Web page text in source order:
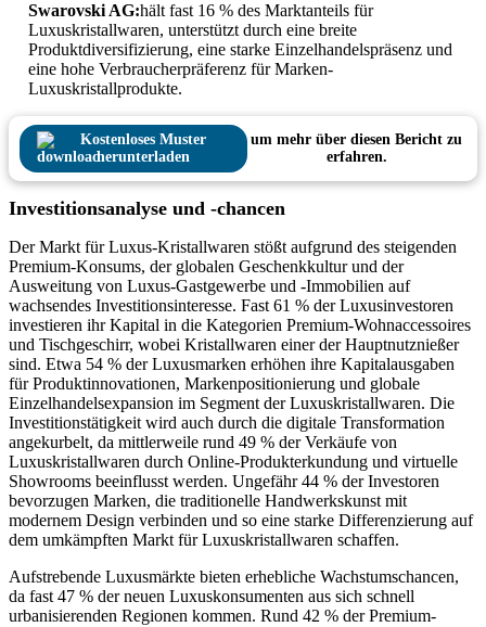
Swarovski AG:hält fast 16 % des Marktanteils für
Luxuskristallwaren, unterstützt durch eine breite
Produktdiversifizierung, eine starke Einzelhandelspräsenz und
eine hohe Verbraucherpräferenz für Marken-
Luxuskristallprodukte.
Kostenloses Muster
herunterladen
um mehr über diesen Bericht zu
erfahren.
Investitionsanalyse und -chancen
Der Markt für Luxus-Kristallwaren stößt aufgrund des steigenden
Premium-Konsums, der globalen Geschenkkultur und der
Ausweitung von Luxus-Gastgewerbe und -Immobilien auf
wachsendes Investitionsinteresse. Fast 61 % der Luxusinvestoren
investieren ihr Kapital in die Kategorien Premium-Wohnaccessoires
und Tischgeschirr, wobei Kristallwaren einer der Hauptnutznießer
sind. Etwa 54 % der Luxusmarken erhöhen ihre Kapitalausgaben
für Produktinnovationen, Markenpositionierung und globale
Einzelhandelsexpansion im Segment der Luxuskristallwaren. Die
Investitionstätigkeit wird auch durch die digitale Transformation
angekurbelt, da mittlerweile rund 49 % der Verkäufe von
Luxuskristallwaren durch Online-Produkterkundung und virtuelle
Showrooms beeinflusst werden. Ungefähr 44 % der Investoren
bevorzugen Marken, die traditionelle Handwerkskunst mit
modernem Design verbinden und so eine starke Differenzierung auf
dem umkämpften Markt für Luxuskristallwaren schaffen.
Aufstrebende Luxusmärkte bieten erhebliche Wachstumschancen,
da fast 47 % der neuen Luxuskonsumenten aus sich schnell
urbanisierenden Regionen kommen. Rund 42 % der Premium-